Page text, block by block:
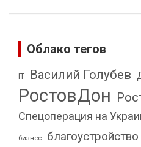
Облако тегов
IT Василий Голубев
РостовДон
Спецоперация на
бизнес благоустройство